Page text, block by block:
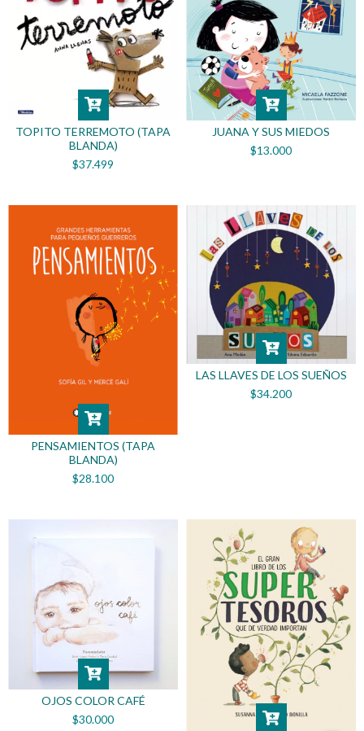
TOPITO TERREMOTO (TAPA
BLANDA)
$37.499
JUANA Y SUS MIEDOS
$13.000
PENSAMIENTOS (TAPA
BLANDA)
$28.100
LAS LLAVES DE LOS SUEÑOS
$34.200
OJOS COLOR CAFÉ
$30.000